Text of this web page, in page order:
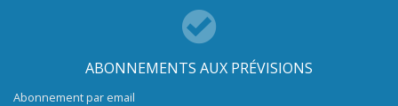
ABONNEMENTS AUX PRÉVISIONS
Abonnement par email